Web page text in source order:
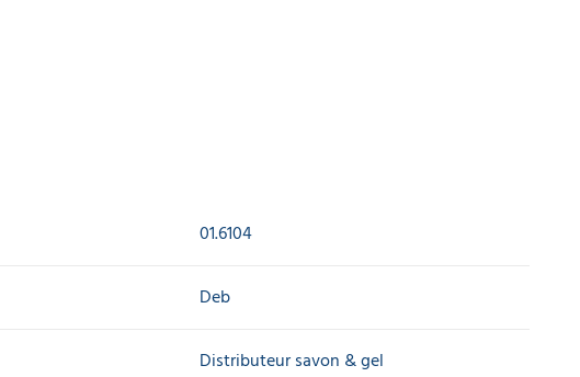
01.6104
Deb
Distributeur savon & gel